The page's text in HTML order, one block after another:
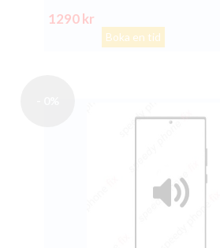
1290 kr
Boka en tid